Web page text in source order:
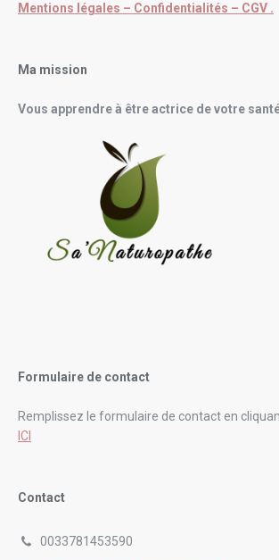
Mentions légales – Confidentialités – CGV .
Ma mission
Vous apprendre à être actrice de votre
Formulaire de contact
Remplissez le formulaire de contact en
ICI
Contact
0033781453590